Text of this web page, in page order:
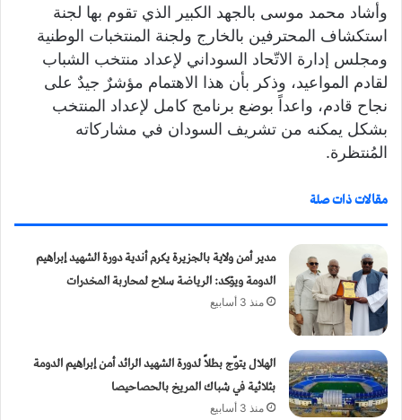
وأشاد محمد موسى بالجهد الكبير الذي تقوم بها لجنة
استكشاف المحترفين بالخارج ولجنة المنتخبات الوطنية
ومجلس إدارة الاتّحاد السوداني لإعداد منتخب الشباب
لقادم المواعيد، وذكر بأن هذا الاهتمام مؤشرٌ جيدٌ على
نجاح قادم، واعداً بوضع برنامج كامل لإعداد المنتخب
بشكل يمكنه من تشريف السودان في مشاركاته
المُنتظرة.
مقالات ذات صلة
مدير أمن ولاية بالجزيرة يكرم أندية دورة الشهيد إبراهيم
الدومة ويؤكد: الرياضة سلاح لمحاربة المخدرات
منذ 3 أسابيع
الهلال يتوّج بطلاً لدورة الشهيد الرائد أمن إبراهيم الدومة
بثلاثية في شباك المريخ بالحصاحيصا
منذ 3 أسابيع